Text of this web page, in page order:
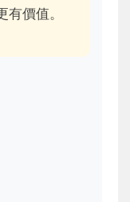
有價值。